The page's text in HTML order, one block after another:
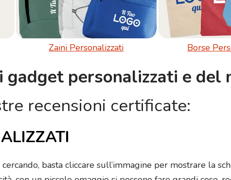
Zaini Personalizzati Borse
gadget personalizzati e del
recensioni certificate:
basta cliccare sull’immagine per mostrare la